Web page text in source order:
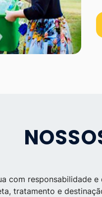
com responsabilidade
tratamento e